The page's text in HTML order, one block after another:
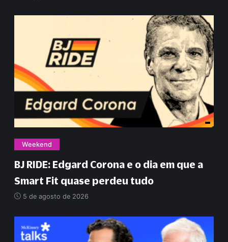
Weekend
BJ RIDE: Edgard Corona e o dia em que a
Smart Fit quase perdeu tudo
5 de agosto de 2026